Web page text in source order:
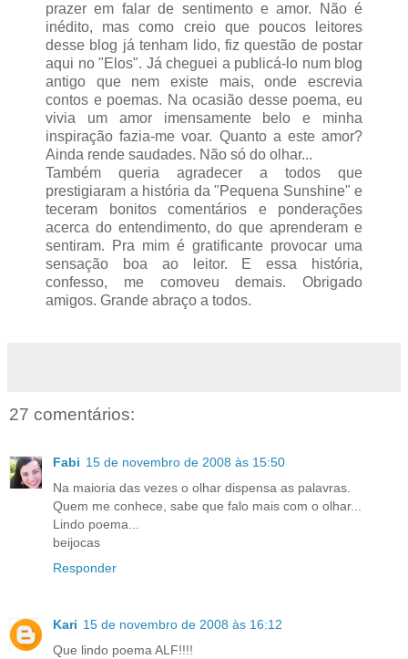
prazer em falar de sentimento e amor. Não é
inédito, mas como creio que poucos leitores
desse blog já tenham lido, fiz questão de postar
aqui no "Elos". Já cheguei a publicá-lo num blog
antigo que nem existe mais, onde escrevia
contos e poemas. Na ocasião desse poema, eu
vivia um amor imensamente belo e minha
inspiração fazia-me voar. Quanto a este amor?
Ainda rende saudades. Não só do olhar...
Também queria agradecer a todos que
prestigiaram a história da "Pequena Sunshine" e
teceram bonitos comentários e ponderações
acerca do entendimento, do que aprenderam e
sentiram. Pra mim é gratificante provocar uma
sensação boa ao leitor. E essa história,
confesso, me comoveu demais. Obrigado
amigos. Grande abraço a todos.
27 comentários:
Fabi 15 de novembro de 2008 às 15:50
Na maioria das vezes o olhar dispensa as palavras.
Quem me conhece, sabe que falo mais com o olhar...
Lindo poema...
beijocas
Responder
Kari 15 de novembro de 2008 às 16:12
Que lindo poema ALF!!!!